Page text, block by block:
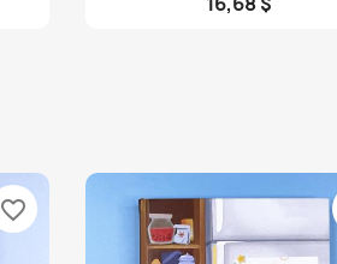
favorite_border